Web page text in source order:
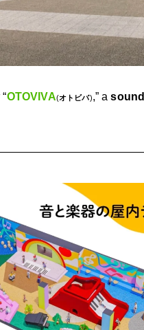
OTOVIVA(オトビバ),” a